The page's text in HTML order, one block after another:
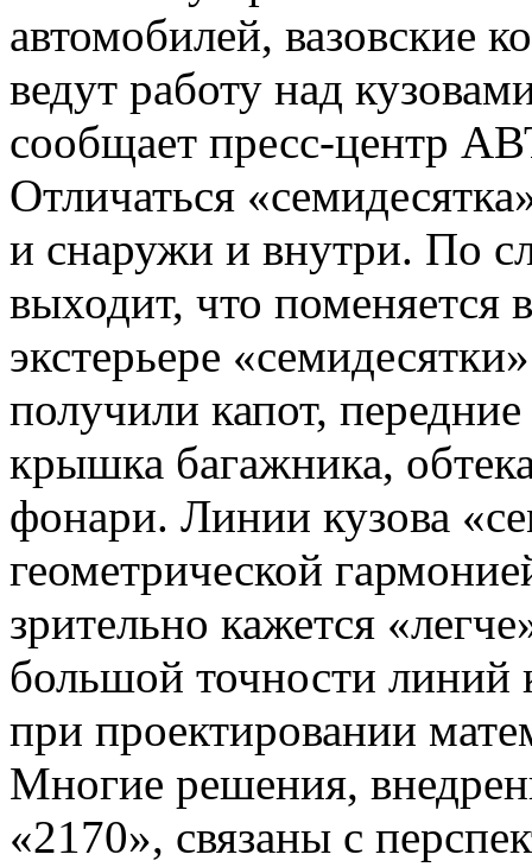
автомобилей, вазовские
ведут работу над
сообщает пресс-центр
Отличаться
и снаружи и внутри. По
выходит, что
экстерьере
получили капот,
крышка багажника,
фонари. Линии кузова
геометрической
зрительно кажется
большой точности линий
при проектировании
Многие решения,
«2170», связаны с